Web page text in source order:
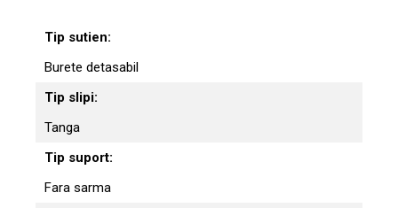
Tip sutien:
Burete detasabil
Tip slipi:
Tanga
Tip suport:
Fara sarma